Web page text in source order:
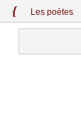
{ Les poètes